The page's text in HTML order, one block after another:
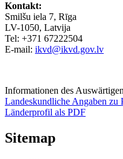
Kontakt:
Smilšu iela 7, Rīga
LV-1050, Latvija
Tel: +371 67222504
E-mail: ikvd@ikvd.gov.lv
Informationen des
Landeskundliche Angaben
Länderprofil als PDF
Sitemap